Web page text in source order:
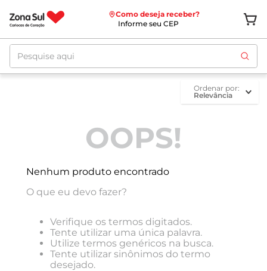
Como deseja receber?
Informe seu CEP
Pesquise aqui
ordenar por
Relevância
OOPS!
Nenhum produto encontrado
O que eu devo fazer?
Verifique os termos digitados.
Tente utilizar uma única palavra.
Utilize termos genéricos na busca.
Tente utilizar sinônimos do termo
desejado.